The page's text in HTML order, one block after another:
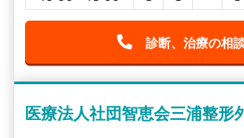
診断、治療の相
医療法人社団智恵会三浦整形